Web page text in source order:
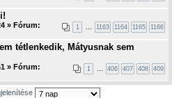
1 1163 1164 1165 1166
» Fórum:
tétlenkedik, Mátyusnak sem
1 406 407 408 409
» Fórum: